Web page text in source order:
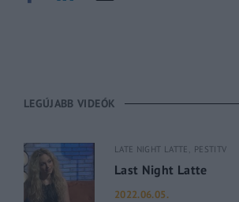
LEGÚJABB VIDEÓK
LATE NIGHT LATTE PESTITV
Last Night Latte
2022.06.05.